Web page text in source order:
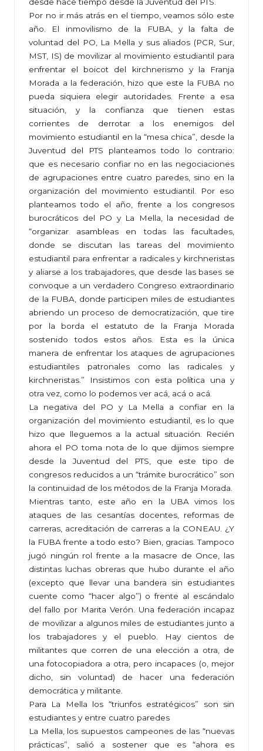
Por no ir más atrás en el tiempo, veamos sólo este
año. El inmovilismo de la FUBA, y la falta de
voluntad del PO, La Mella y sus aliados (PCR, Sur,
MST, IS) de movilizar al movimiento estudiantil para
enfrentar el boicot del kirchnerismo y la Franja
Morada a la federación, hizo que este la FUBA no
pueda siquiera elegir autoridades. Frente a esa
situación, y la confianza que tienen estas
corrientes de derrotar a los enemigos del
movimiento estudiantil en la “mesa chica”, desde la
Juventud del PTS planteamos todo lo contrario:
que es necesario confiar no en las negociaciones
de agrupaciones entre cuatro paredes, sino en la
organización del movimiento estudiantil. Por eso
planteamos todo el año, frente a los congresos
burocráticos del PO y La Mella, la necesidad de
“organizar asambleas en todas las facultades,
donde se discutan las tareas del movimiento
estudiantil para enfrentar a radicales y kirchneristas
y aliarse a los trabajadores, que desde las bases se
convoque a un verdadero Congreso extraordinario
de la FUBA, donde participen miles de estudiantes
abriendo un proceso de democratización, que tire
por la borda el estatuto de la Franja Morada
sostenido todos estos años. Esta es la única
manera de enfrentar los ataques de agrupaciones
estudiantiles patronales como las radicales y
kirchneristas.” Insistimos con esta política una y
otra vez, como lo podemos ver acá, acá o acá.
La negativa del PO y La Mella a confiar en la
organización del movimiento estudiantil, es lo que
hizo que lleguemos a la actual situación. Recién
ahora el PO toma nota de lo que dijimos siempre
desde la Juventud del PTS, que este tipo de
congresos reducidos a un “trámite burocrático” son
la continuidad de los métodos de la Franja Morada.
Mientras tanto, este año en la UBA vimos los
ataques de las cesantías docentes, reformas de
carreras, acreditación de carreras a la CONEAU. ¿Y
la FUBA frente a todo esto? Bien, gracias. Tampoco
jugó ningún rol frente a la masacre de Once, las
distintas luchas obreras que hubo durante el año
(excepto que llevar una bandera sin estudiantes
cuente como “hacer algo”) o frente al escándalo
del fallo por Marita Verón. Una federación incapaz
de movilizar a algunos miles de estudiantes junto a
los trabajadores y el pueblo. Hay cientos de
militantes que corren de una elección a otra, de
una fotocopiadora a otra, pero incapaces (o, mejor
dicho, sin voluntad) de hacer una federación
democrática y militante.
Para La Mella los “triunfos estratégicos” son sin
estudiantes y entre cuatro paredes
La Mella, los supuestos campeones de las “nuevas
prácticas”, salió a sostener que es “ahora es